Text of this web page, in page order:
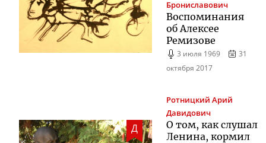
Брониславович
Воспоминания
об Алексее
Ремизове
3 июля 1969
31
октября 2017
Д
Ротницкий Арий
Давидович
О том, как слушал
Ленина, кормил